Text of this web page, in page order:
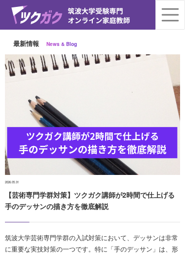
最新情報 News & Blog
2026.05.31
【芸術専門学群対策】ツクガク講師が2時間で仕上げる
手のデッサンの描き方を徹底解説
筑波大学芸術専門学群の入試対策において、デッサンは非常
に重要な実技対策の一つです。特に「手のデッサン」は、形